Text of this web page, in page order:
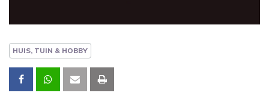
HUIS, TUIN & HOBBY